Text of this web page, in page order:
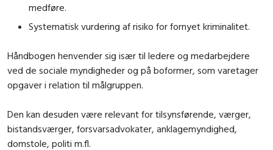
medføre.
Systematisk vurdering af risiko for fornyet kriminalitet.
Håndbogen henvender sig især til ledere og medarbejdere
ved de sociale myndigheder og på boformer, som varetager
opgaver i relation til målgruppen.
Den kan desuden være relevant for tilsynsførende, værger,
bistandsværger, forsvarsadvokater, anklagemyndighed,
domstole, politi m.fl.